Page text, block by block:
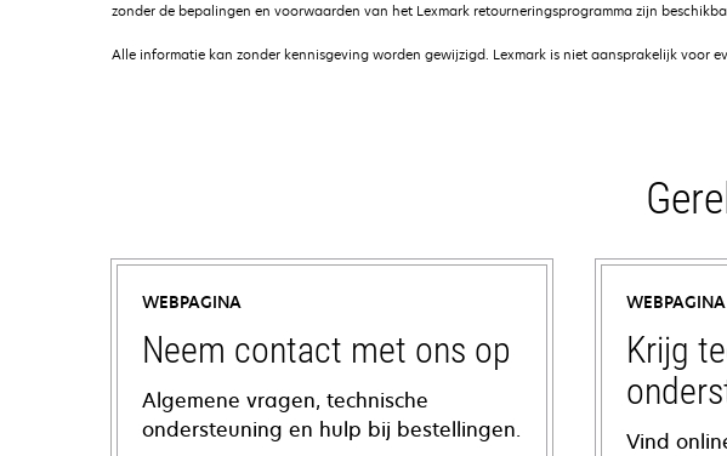
zonder de bepalingen en voorwaarden van het Lexmark retourneringsprogramma zijn
Alle informatie kan zonder kennisgeving worden gewijzigd. Lexmark is niet aansprakelijk voor
WEBPAGINA
Neem contact met ons op
Algemene vragen, technische
ondersteuning en hulp bij bestellingen.
WEBPAGINA
Krijg
Vind